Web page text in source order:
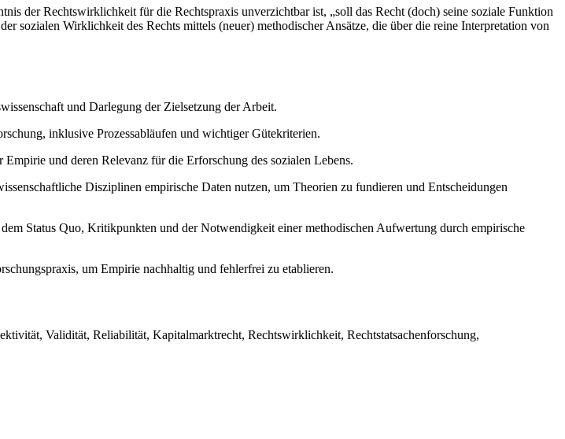
der Rechtswirklichkeit für die Rechtspraxis unverzichtbar ist, „soll das Recht (doch) seine soziale Funktion
sozialen Wirklichkeit des Rechts mittels (neuer) methodischer Ansätze, die über die reine Interpretation von
und Darlegung der Zielsetzung der Arbeit.
inklusive Prozessabläufen und wichtiger Gütekriterien.
und deren Relevanz für die Erforschung des sozialen Lebens.
Disziplinen empirische Daten nutzen, um Theorien zu fundieren und Entscheidungen
Status Quo, Kritikpunkten und der Notwendigkeit einer methodischen Aufwertung durch empirische
um Empirie nachhaltig und fehlerfrei zu etablieren.
Validität, Reliabilität, Kapitalmarktrecht, Rechtswirklichkeit, Rechtstatsachenforschung,